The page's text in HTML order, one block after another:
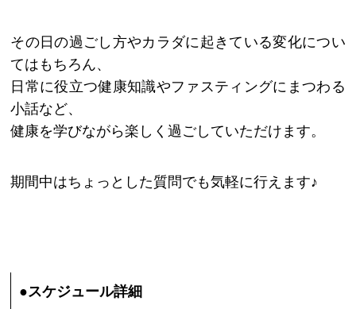
その日の過ごし方やカラダに起きている変化につい
てはもちろん、
日常に役立つ健康知識やファスティングにまつわる
小話など、
健康を学びながら楽しく過ごしていただけます。
期間中はちょっとした質問でも気軽に行えます♪
●スケジュール詳細